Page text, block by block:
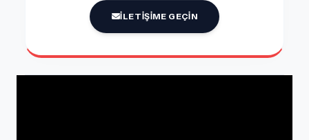
İLETIŞIME GEÇIN